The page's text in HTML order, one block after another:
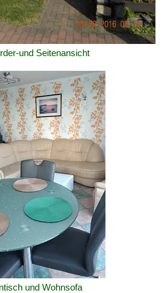
und Seitenansicht
und Wohnsofa